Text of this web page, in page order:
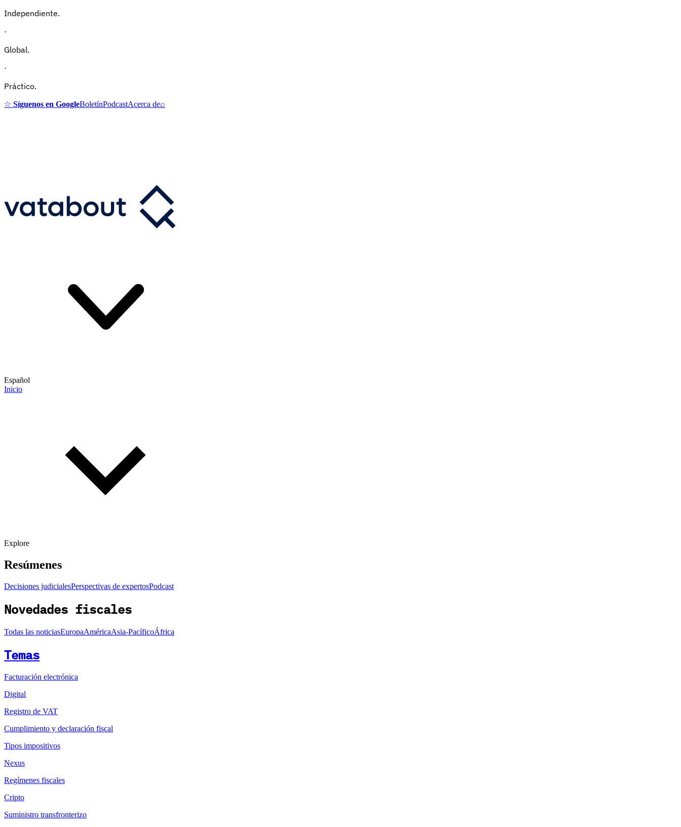
Independiente.
·
Global.
·
Práctico.
☆ Síguenos en GoogleBoletínPodcastAcerca de⌕
Español
Inicio
Explore
Resúmenes
Decisiones judicialesPerspectivas de expertosPodcast
Novedades fiscales
Todas las noticiasEuropaAméricaAsia-PacíficoÁfrica
Temas
Facturación electrónica
Digital
Registro de VAT
Cumplimiento y declaración fiscal
Tipos impositivos
Nexus
Regímenes fiscales
Cripto
Suministro transfronterizo